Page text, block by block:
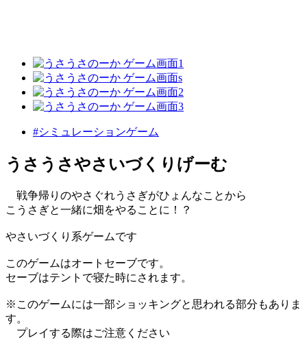
#シミュレーションゲーム
うさうさやさいづくりげーむ
戦争帰りのやさぐれうさぎがひょんなことから
こうさぎと一緒に畑をやることに！？
やさいづくり系ゲームです
このゲームはオートセーブです。
セーブはテントで寝た時にされます。
※このゲームには一部ショッキングと思われる部分もありま
す。
プレイする際はご注意ください